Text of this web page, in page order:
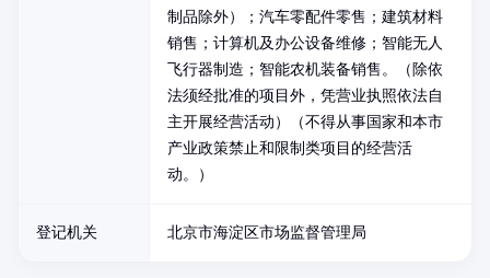
制品除外）；汽车零配件零售；建筑材料
销售；计算机及办公设备维修；智能无人
飞行器制造；智能农机装备销售。（除依
法须经批准的项目外，凭营业执照依法自
主开展经营活动）（不得从事国家和本市
产业政策禁止和限制类项目的经营活
动。）
登记机关 北京市海淀区市场监督管理局